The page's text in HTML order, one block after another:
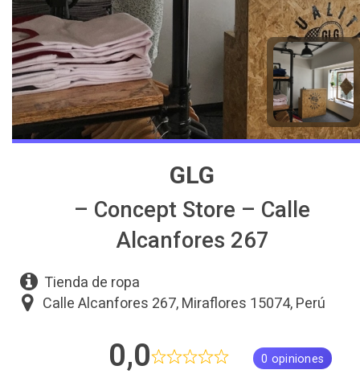
GLG
– Concept Store – Calle
Alcanfores 267
Tienda de ropa
Calle Alcanfores 267, Miraflores 15074, Perú
0,0 0 opiniones